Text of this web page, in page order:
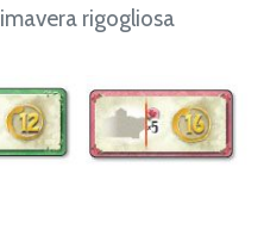
rigogliosa